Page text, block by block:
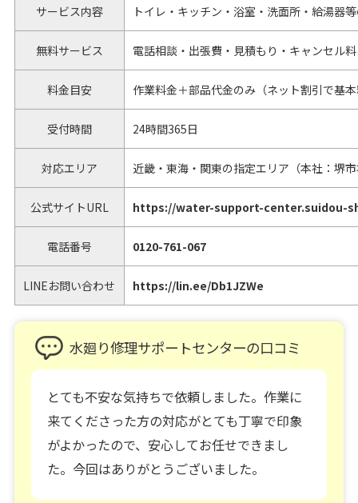
サービス内容 トイレ・キッチン・浴室・洗面所・給湯器
無料サービス 電話相談・出張費・見積もり・キャンセル
料金目安 作業料金＋部品代金のみ（ネット割引で基
受付時間 24時間365日
対応エリア 近畿・東海・関東の指定エリア（本社：堺
公式サイトURL https://water-support-center.suidou-
電話番号 0120-761-067
LINEお問い合わせ https://lin.ee/Db1JZWe
水廻り修理サポートセンターの口コミ
とても不安な気持ちで依頼しました。作業に
来てくださった方の対応がとても丁寧で印象
がよかったので、安心してお任せできまし
た。今回はありがとうございました。